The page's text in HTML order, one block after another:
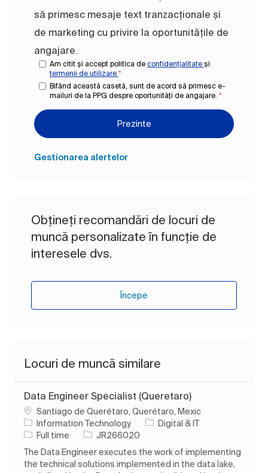
să primesc mesaje text tranzacționale și
de marketing cu privire la oportunitățile de
angajare.
Am citit și accept politica de confidențialitate și
termenii de utilizare *
Bifând această casetă, sunt de acord să primesc e-
mailuri de la PPG despre oportunități de angajare. *
Prezinte
Gestionarea alertelor
Obțineți recomandări de locuri de
muncă personalizate în funcție de
interesele dvs.
Începe
Locuri de muncă similare
Data Engineer Specialist (Queretaro)
LocSantiago de Querétaro, Querétaro, Mexic
Information Technology
Categorie
Digital & IT
Tipul postului
Full time Job IdJR266020
The Data Engineer executes the work of implementing
the technical solutions implemented in the data lake,